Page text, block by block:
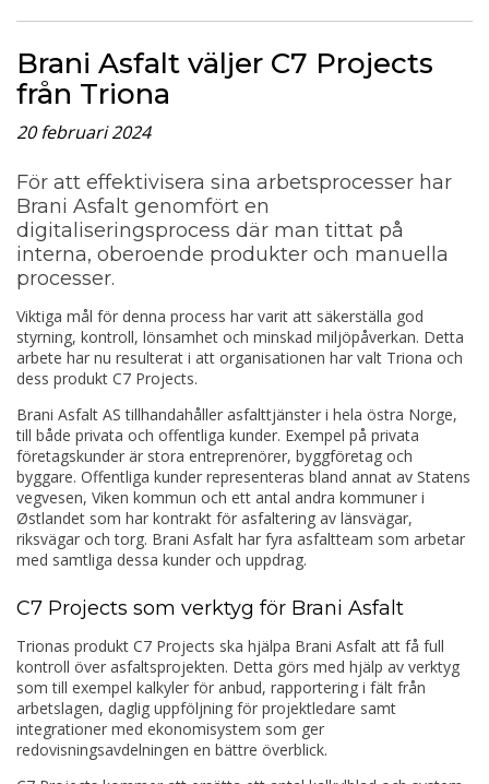
Brani Asfalt väljer C7 Projects
från Triona
20 februari 2024
För att effektivisera sina arbetsprocesser har
Brani Asfalt genomfört en
digitaliseringsprocess där man tittat på
interna, oberoende produkter och manuella
processer.
Viktiga mål för denna process har varit att säkerställa god
styrning, kontroll, lönsamhet och minskad miljöpåverkan. Detta
arbete har nu resulterat i att organisationen har valt Triona och
dess produkt C7 Projects.
Brani Asfalt AS tillhandahåller asfalttjänster i hela östra Norge,
till både privata och offentliga kunder. Exempel på privata
företagskunder är stora entreprenörer, byggföretag och
byggare. Offentliga kunder representeras bland annat av Statens
vegvesen, Viken kommun och ett antal andra kommuner i
Østlandet som har kontrakt för asfaltering av länsvägar,
riksvägar och torg. Brani Asfalt har fyra asfaltteam som arbetar
med samtliga dessa kunder och uppdrag.
C7 Projects som verktyg för Brani Asfalt
Trionas produkt C7 Projects ska hjälpa Brani Asfalt att få full
kontroll över asfaltsprojekten. Detta görs med hjälp av verktyg
som till exempel kalkyler för anbud, rapportering i fält från
arbetslagen, daglig uppföljning för projektledare samt
integrationer med ekonomisystem som ger
redovisningsavdelningen en bättre överblick.